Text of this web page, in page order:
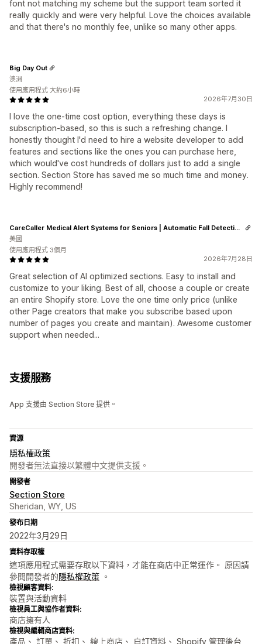
font not matching my scheme but the support team sorted it
really quickly and were very helpful. Love the choices available
and that there's no monthly fee, unlike so many other apps.
2026年7月30日
I love the one-time cost option, everything these days is
subscription-based, so this is such a refreshing change. I
honestly thought I'd need to hire a website developer to add
features and sections like the ones you can purchase here,
which would've cost hundreds of dollars just to add a single
section. Section Store has saved me so much time and money.
Highly recommend!
Big Day Out
澳洲
使用應用程式 大約6小時
2026年7月28日
Great selection of AI optimized sections. Easy to install and
customize to your liking. Best of all, choose a couple or create
an entire Shopify store. Love the one time only price (unlike
other Page creators that make you subscribe based upon
number of pages you create and maintain). Awesome customer
support when needed...
CareCaller Medical Alert Systems for Seniors | Automatic Fall Detection & GPS Tracking
美國
使用應用程式 3個月
支援服務
App 支援由 Section Store 提供。
資源
隱私權政策
開發者無法直接以繁體中文提供支援。
開發者
Section Store
Sheridan, WY, US
發布日期
2022年3月29日
資料存取權
這項應用程式需要存取以下資料，才能在商店中正常運作。 原因請
參閱開發者的隱私權政策 。
檢視顧客資料:
裝置與活動資料
檢視員工與協作者資料:
商店擁有人
檢視與編輯商店資料:
產品、 訂單、 折扣、 線上商店、 自訂資料、 Shopify 管理後台